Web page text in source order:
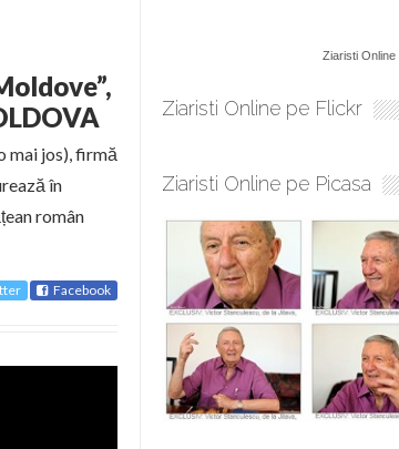
mai jos), firmă
în
român
Facebook
Ziaristi Online
Ziaristi Online pe Flickr
Ziaristi Online pe Picasa